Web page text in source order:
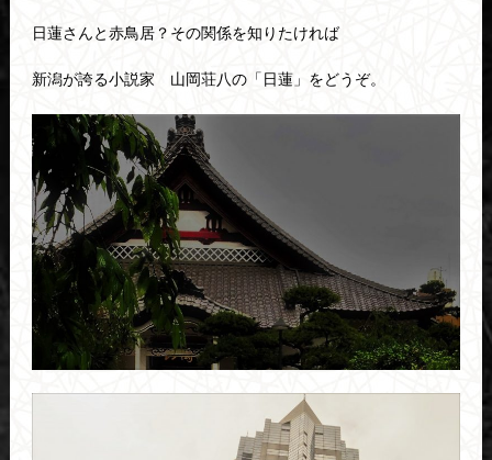
日蓮さんと赤鳥居？その関係を知りたければ
新潟が誇る小説家 山岡荘八の「日蓮」をどうぞ。